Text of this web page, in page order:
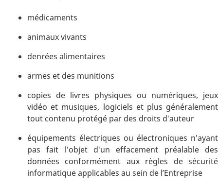
médicaments
animaux vivants
denrées alimentaires
armes et des munitions
copies de livres physiques ou numériques, jeux
vidéo et musiques, logiciels et plus généralement
tout contenu protégé par des droits d'auteur
équipements électriques ou électroniques n'ayant
pas fait l'objet d'un effacement préalable des
données conformément aux règles de sécurité
informatique applicables au sein de l’Entreprise